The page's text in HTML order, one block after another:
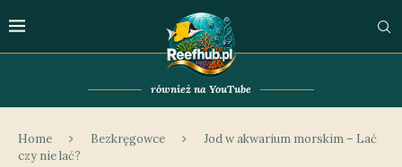
również na YouTube
Home Bezkręgowce
Jod w akwarium morskim – Lać
czy nie lać?